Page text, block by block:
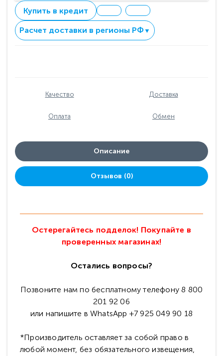
Купить в кредит
Расчет доставки в регионы РФ ▼
Качество Доставка
Оплата Обмен
Описание
Отзывов (0)
Остерегайтесь подделок! Покупайте в
проверенных магазинах!
Остались вопросы?
Позвоните нам по бесплатному телефону 8 800
201 92 06
или напишите в WhatsApp +7 925 049 90 18
*Производитель оставляет за собой право в
любой момент, без обязательного извещения,